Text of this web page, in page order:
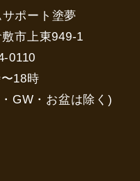
ポート塗夢
市上東949-1
0110
18時
GW・お盆は除く)